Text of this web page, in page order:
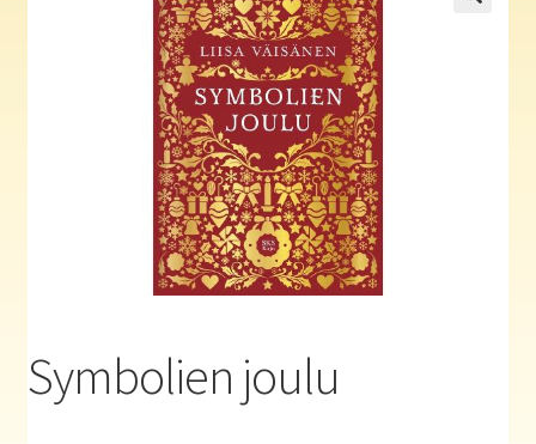
Aurinko Kustannus: kirjat
Auringon kirja- ja paperipuodit verkossa
Symbolien joulu